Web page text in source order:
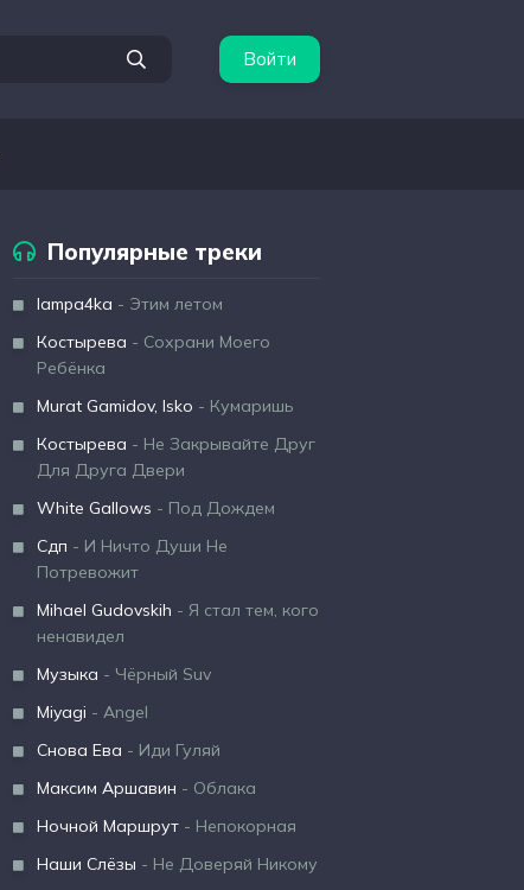
Войти
Популярные треки
lampa4ka - Этим летом
Костырева - Сохрани Моего
Ребёнка
Murat Gamidov, Isko - Кумаришь
Костырева - Не Закрывайте Друг
Для Друга Двери
White Gallows - Под Дождем
Сдп - И Ничто Души Не
Потревожит
Mihael Gudovskih - Я стал тем, кого
ненавидел
Музыка - Чёрный Suv
Miyagi - Angel
Снова Ева - Иди Гуляй
Максим Аршавин - Облака
Ночной Маршрут - Непокорная
Наши Слёзы - Не Доверяй Никому